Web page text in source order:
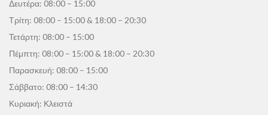
Δευτέρα: 08:00 – 15:00
Τρίτη: 08:00 – 15:00 & 18:00 – 20:30
Τετάρτη: 08:00 – 15:00
Πέμπτη: 08:00 – 15:00 & 18:00 – 20:30
Παρασκευή: 08:00 – 15:00
Σάββατο: 08:00 – 14:30
Κυριακή: Κλειστά